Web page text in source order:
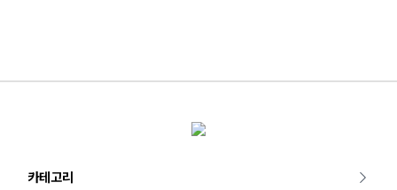
카테고리